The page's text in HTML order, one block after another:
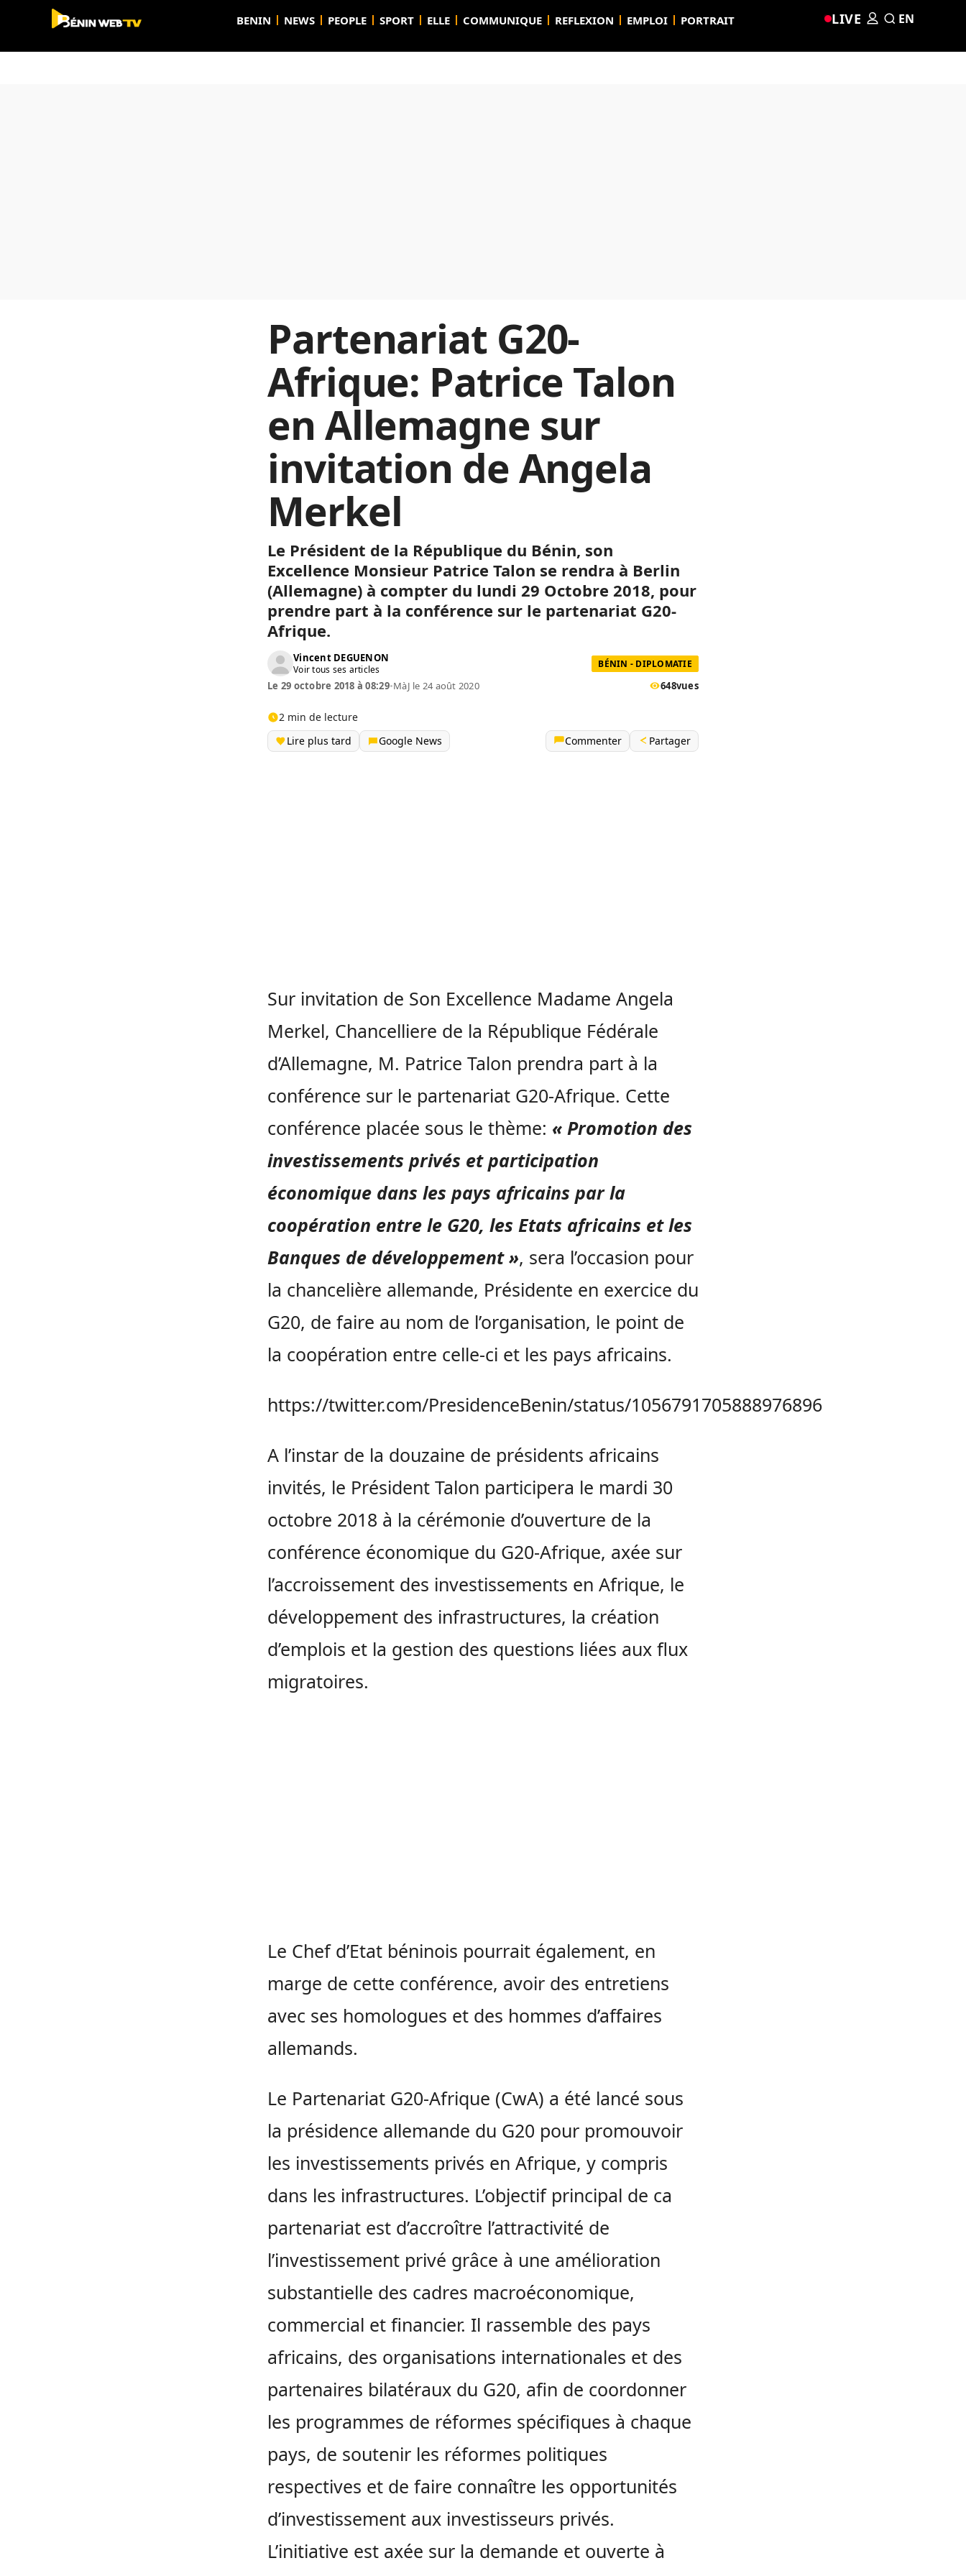
BENIN NEWS PEOPLE SPORT ELLE COMMUNIQUE REFLEXION EMPLOI PORTRAIT LIVE EN
Partenariat G20-
Afrique: Patrice Talon
en Allemagne sur
invitation de Angela
Merkel
Le Président de la République du Bénin, son
Excellence Monsieur Patrice Talon se rendra à Berlin
(Allemagne) à compter du lundi 29 Octobre 2018, pour
prendre part à la conférence sur le partenariat G20-
Afrique.
Vincent DEGUENON
Voir tous ses articles BÉNIN - DIPLOMATIE
Le 29 octobre 2018 à 08:29•MàJ le 24 août 2020 648vues
2 min de lecture
Lire plus tard
Google News Commenter Partager
Sur invitation de Son Excellence Madame Angela
Merkel, Chancelliere de la République Fédérale
d’Allemagne, M. Patrice Talon prendra part à la
conférence sur le partenariat G20-Afrique. Cette
conférence placée sous le thème: « Promotion des
investissements privés et participation
économique dans les pays africains par la
coopération entre le G20, les Etats africains et les
Banques de développement », sera l’occasion pour
la chancelière allemande, Présidente en exercice du
G20, de faire au nom de l’organisation, le point de
la coopération entre celle-ci et les pays africains.
https://twitter.com/PresidenceBenin/status/1056791705888976896
A l’instar de la douzaine de présidents africains
invités, le Président Talon participera le mardi 30
octobre 2018 à la cérémonie d’ouverture de la
conférence économique du G20-Afrique, axée sur
l’accroissement des investissements en Afrique, le
développement des infrastructures, la création
d’emplois et la gestion des questions liées aux flux
migratoires.
Le Chef d’Etat béninois pourrait également, en
marge de cette conférence, avoir des entretiens
avec ses homologues et des hommes d’affaires
allemands.
Le Partenariat G20-Afrique (CwA) a été lancé sous
la présidence allemande du G20 pour promouvoir
les investissements privés en Afrique, y compris
dans les infrastructures. L’objectif principal de ca
partenariat est d’accroître l’attractivité de
l’investissement privé grâce à une amélioration
substantielle des cadres macroéconomique,
commercial et financier. Il rassemble des pays
africains, des organisations internationales et des
partenaires bilatéraux du G20, afin de coordonner
les programmes de réformes spécifiques à chaque
pays, de soutenir les réformes politiques
respectives et de faire connaître les opportunités
d’investissement aux investisseurs privés.
L’initiative est axée sur la demande et ouverte à